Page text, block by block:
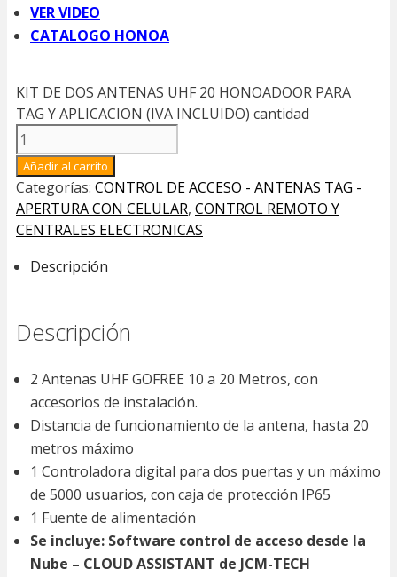
VER VIDEO
CATALOGO HONOA
KIT DE DOS ANTENAS UHF 20 HONOADOOR PARA
TAG Y APLICACION (IVA INCLUIDO) cantidad
Añadir al carrito
Categorías: CONTROL DE ACCESO - ANTENAS TAG -
APERTURA CON CELULAR, CONTROL REMOTO Y
CENTRALES ELECTRONICAS
Descripción
Descripción
2 Antenas UHF GOFREE 10 a 20 Metros, con
accesorios de instalación.
Distancia de funcionamiento de la antena, hasta 20
metros máximo
1 Controladora digital para dos puertas y un máximo
de 5000 usuarios, con caja de protección IP65
1 Fuente de alimentación
Se incluye: Software control de acceso desde la
Nube – CLOUD ASSISTANT de JCM-TECH